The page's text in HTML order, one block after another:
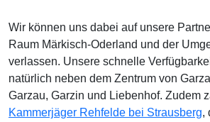
Wir können uns dabei auf unsere
Raum Märkisch-Oderland und der
verlassen. Unsere schnelle
natürlich neben dem Zentrum von
Garzau, Garzin und Liebenhof. Zudem
Kammerjäger Rehfelde bei Strausberg,